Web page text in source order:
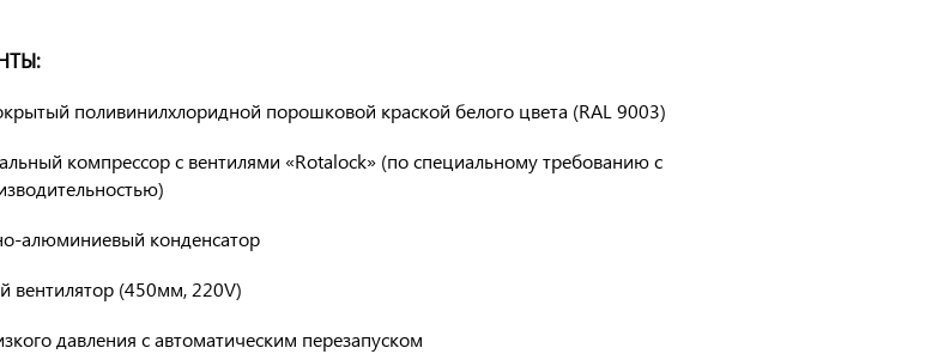
поливинилхлоридной порошковой краской белого цвета (RAL 9003)
компрессор с вентилями «Rotalock» (по специальному требованию с
алюминиевый конденсатор
вентилятор (450мм, 220V)
давления с автоматическим перезапуском